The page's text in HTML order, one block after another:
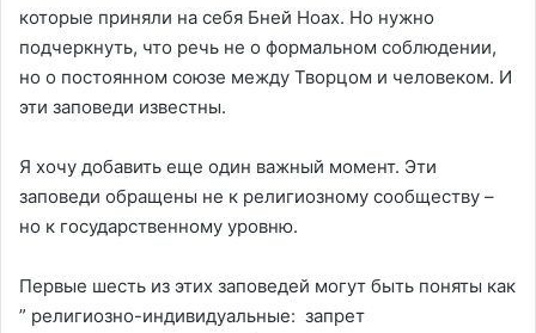
которые приняли на себя Бней Ноах. Но нужно
подчеркнуть, что речь не о формальном соблюдении,
но о постоянном союзе между Творцом и человеком. И
эти заповеди известны.
Я хочу добавить еще один важный момент. Эти
заповеди обращены не к религиозному сообществу –
но к государственному уровню.
Первые шесть из этих заповедей могут быть поняты как
” религиозно-индивидуальные: запрет